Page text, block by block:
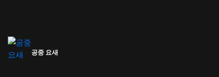
공중 요새